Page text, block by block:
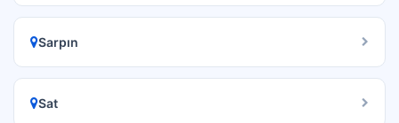
Sarpın
Sat